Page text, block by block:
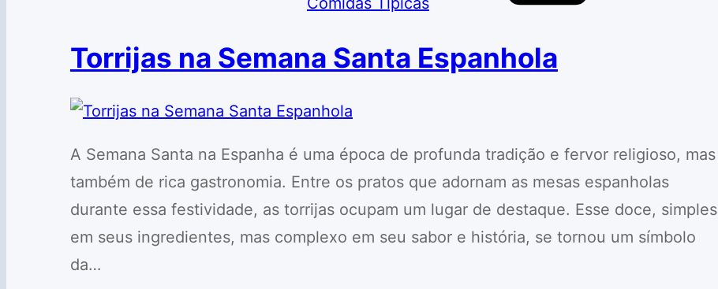
Torrijas na Semana Santa Espanhola
A Semana Santa na Espanha é uma época de profunda tradição e fervor religioso, mas
também de rica gastronomia. Entre os pratos que adornam as mesas espanholas
durante essa festividade, as torrijas ocupam um lugar de destaque. Esse doce, simples
em seus ingredientes, mas complexo em seu sabor e história, se tornou um símbolo
da…